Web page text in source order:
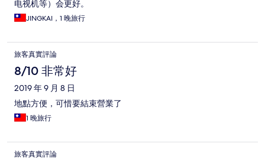
电视机等）会更好。
JINGKAI，1 晚旅行
旅客真實評論
8/10 非常好
2019 年 9 月 8 日
地點方便，可惜要結束營業了
1 晚旅行
旅客真實評論